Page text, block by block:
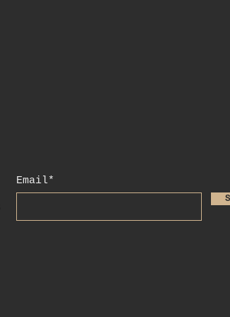
Email*